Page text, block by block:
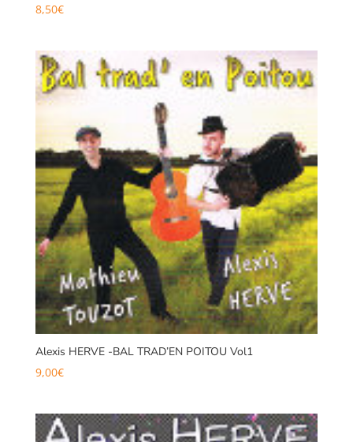
8,50€
Alexis HERVE -BAL TRAD’EN POITOU Vol1
9,00€